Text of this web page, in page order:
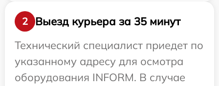
2
Выезд курьера за 35 минут
Технический специалист приедет по
указанному адресу для осмотра
оборудования INFORM. В случае